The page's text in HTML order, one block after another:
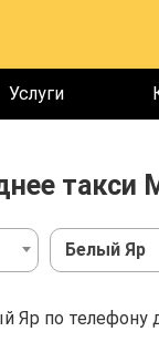
Услуги
такси
Белый Яр
по телефону